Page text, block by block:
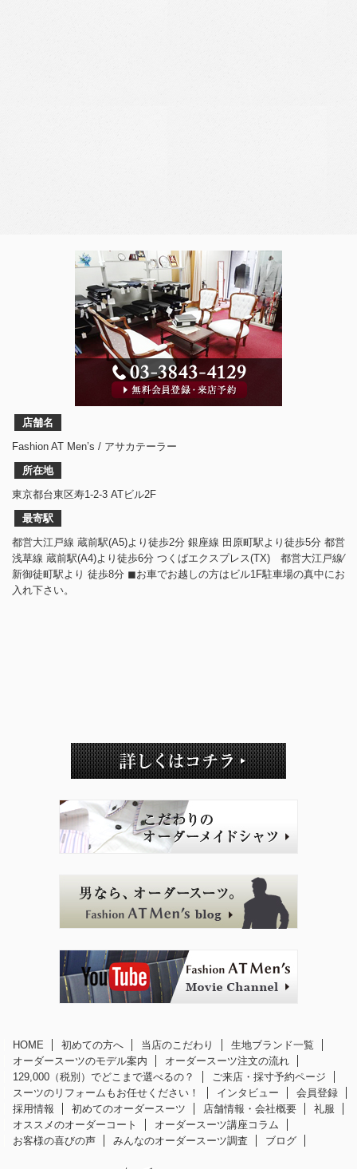
店舗名
Fashion AT Men’s / アサカテーラー
所在地
東京都台東区寿1-2-3 ATビル2F
最寄駅
都営大江戸線 蔵前駅(A5)より徒歩2分 銀座線 田原町駅より徒歩5分 都営
浅草線 蔵前駅(A4)より徒歩6分 つくばエクスプレス(TX) 都営大江戸線⁄
新御徒町駅より 徒歩8分 ◼︎お車でお越しの方はビル1F駐車場の真中にお
入れ下さい。
HOME 初めての方へ 当店のこだわり
生地ブランド一覧
オーダースーツのモデル案内
オーダースーツ注文の流れ
129,000（税別）でどこまで選べるの？
ご来店・採寸予約ページ
スーツのリフォームもお任せください！
インタビュー
会員登録
採用情報
初めてのオーダースーツ 店舗情報・会社概要
礼服
オススメのオーダーコート
オーダースーツ講座コラム
お客様の喜びの声
みんなのオーダースーツ調査 ブログ